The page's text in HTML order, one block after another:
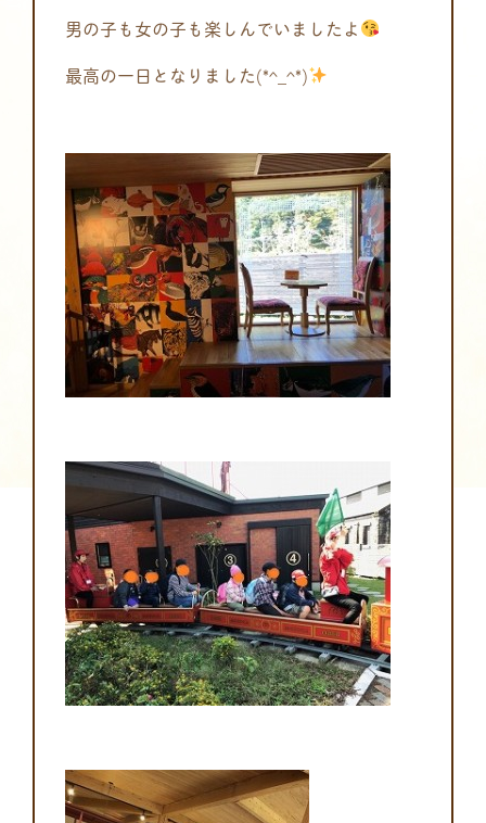
男の子も女の子も楽しんでいましたよ
最高の一日となりました(*^_^*)